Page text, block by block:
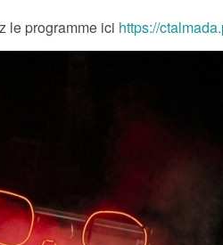
le programme ici https://